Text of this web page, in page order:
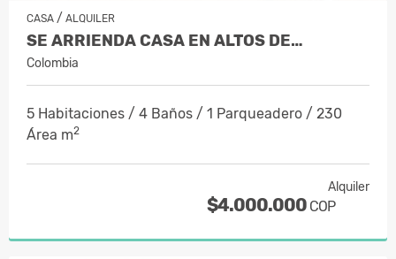
CASA / ALQUILER
SE ARRIENDA CASA EN ALTOS DE…
Colombia
5 Habitaciones / 4 Baños / 1 Parqueadero / 230
Área m2
Alquiler
$4.000.000 COP